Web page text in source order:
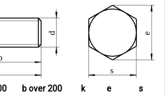
b over 200 k e
s